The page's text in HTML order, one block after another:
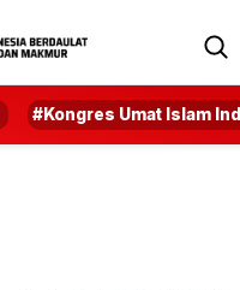
#Kongres Umat Islam